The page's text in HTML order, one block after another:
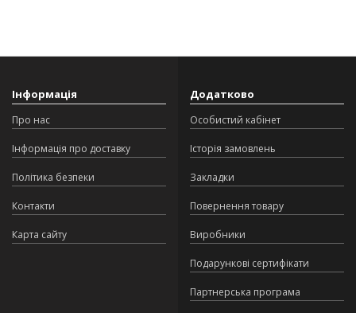
Інформація
Про нас
Інформація про доставку
Політика безпеки
Контакти
Карта сайту
Додатково
Особистий кабінет
Історія замовлень
Закладки
Повернення товару
Виробники
Подарункові сертифікати
Партнерська програма